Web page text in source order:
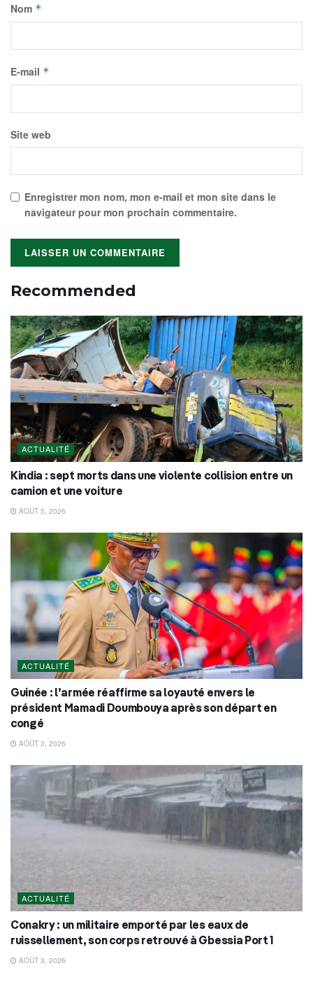
Nom *
E-mail *
Site web
Enregistrer mon nom, mon e-mail et mon site dans le
navigateur pour mon prochain commentaire.
Recommended
ACTUALITÉ
Kindia : sept morts dans une violente collision entre un
camion et une voiture
AOÛT 5, 2026
ACTUALITÉ
Guinée : l’armée réaffirme sa loyauté envers le
président Mamadi Doumbouya après son départ en
congé
AOÛT 3, 2026
ACTUALITÉ
Conakry : un militaire emporté par les eaux de
ruissellement, son corps retrouvé à Gbessia Port 1
AOÛT 3, 2026